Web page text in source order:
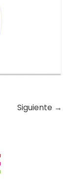
Siguiente →